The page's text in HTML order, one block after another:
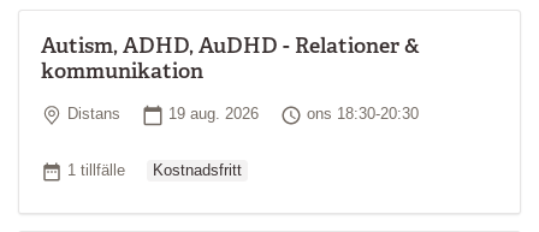
Autism, ADHD, AuDHD - Relationer &
kommunikation
Plats
Distans Startdatum
19 aug. 2026 Tid
ons 18:30-20:30
Antal tillfällen
1 tillfälle Kostnadsfritt